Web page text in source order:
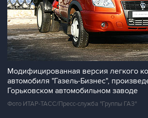
Модифицированная версия легкого
автомобиля "Газель-Бизнес",
Горьковском автомобильном заводе
Фото ИТАР-ТАСС/Пресс-служба "Группы ГАЗ"